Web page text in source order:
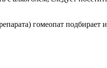
гомеопат подбирает